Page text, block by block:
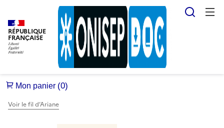
RÉPUBLIQUE
FRANÇAISE
Voir le fil d’Ariane